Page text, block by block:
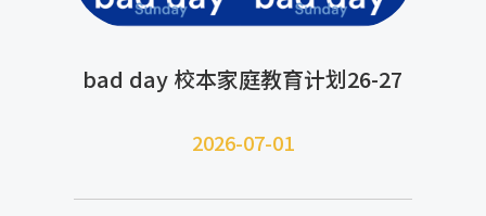
bad day 校本家庭教育计划26-27
2026-07-01